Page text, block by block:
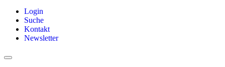
Login
Suche
Kontakt
Newsletter